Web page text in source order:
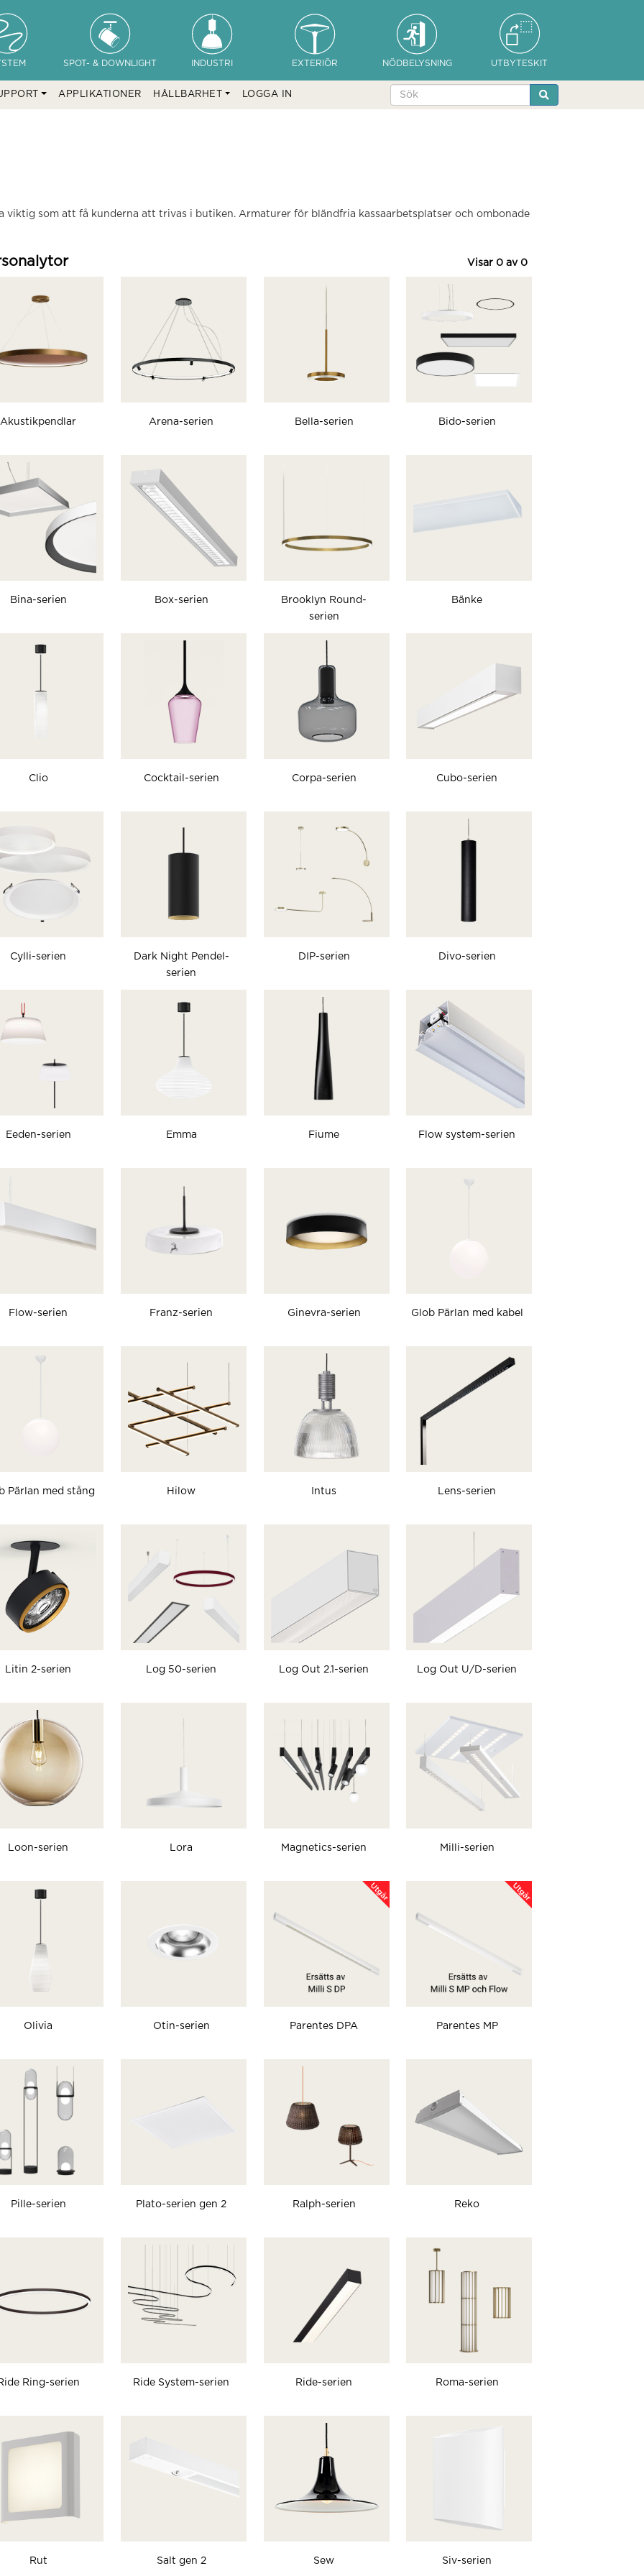
SPOT- & DOWNLIGHT INDUSTRI EXTERIÖR NÖDBELYSNING UTBYTESKIT
APPLIKATIONER HÅLLBARHET LOGGA IN
viktig som att få kunderna att trivas i butiken. Armaturer för bländfria kassaarbetsplatser och ombonade
Visar 0av 0
Akustikpendlar Arena-serien Bella-serien Bido-serien
Bina-serien Box-serien
Brooklyn Round-
serien
Bänke
Clio Cocktail-serien Corpa-serien Cubo-serien
Cylli-serien
Dark Night Pendel-
serien
DIP-serien Divo-serien
Eeden-serien Emma Fiume Flow system-serien
Flow-serien Franz-serien Ginevra-serien Glob Pärlan med kabel
Pärlan med stång Hilow Intus Lens-serien
Litin 2-serien Log 50-serien Log Out 2.1-serien Log Out U/D-serien
Loon-serien Lora Magnetics-serien Milli-serien
Olivia Otin-serien Parentes DPA Parentes MP
Pille-serien Plato-serien gen 2 Ralph-serien Reko
Ring-serien Ride System-serien Ride-serien Roma-serien
Rut Salt gen 2 Sew Siv-serien